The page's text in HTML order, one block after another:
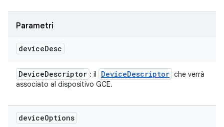
Parametri
deviceDesc
DeviceDescriptor : il DeviceDescriptor che verrà
associato al dispositivo GCE.
deviceOptions